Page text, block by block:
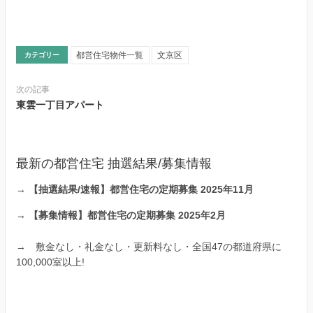
カテゴリー 都営住宅物件一覧 文京区
次の記事
東雲一丁目アパート
最新の都営住宅 抽選結果/募集情報
→ 【抽選結果/速報】都営住宅の定期募集 2025年11月
→ 【募集情報】都営住宅の定期募集 2025年2月
→ 敷金なし・礼金なし・更新料なし・全国47の都道府県に
100,000室以上!